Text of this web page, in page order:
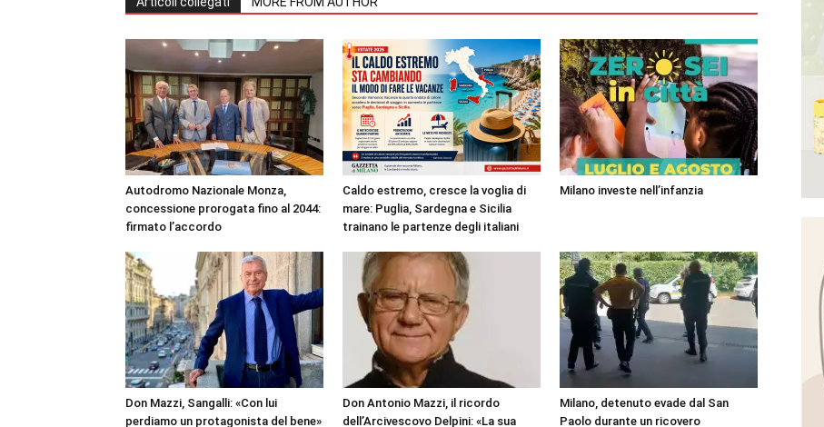
Autodromo Nazionale Monza,
concessione prorogata fino al 2044:
firmato l’accordo
Caldo estremo, cresce la voglia di
mare: Puglia, Sardegna e Sicilia
trainano le partenze degli italiani
Milano investe nell’infanzia
Don Mazzi, Sangalli: «Con lui
perdiamo un protagonista del bene»
Don Antonio Mazzi, il ricordo
dell’Arcivescovo Delpini: «La sua
Milano, detenuto evade dal San
Paolo durante un ricovero